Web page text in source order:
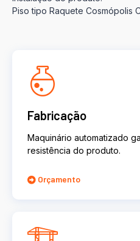
Piso tipo Raquete Cosmópolis
Fabricação
Maquinário automatizado
resistência do produto.
Orçamento